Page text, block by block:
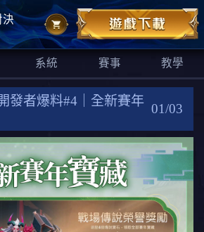
決
系統 賽事 教學
發者爆料#4｜全新賽年
01/03